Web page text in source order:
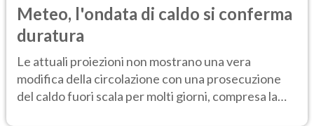
Meteo, l'ondata di caldo si conferma
duratura
Le attuali proiezioni non mostrano una vera
modifica della circolazione con una prosecuzione
del caldo fuori scala per molti giorni, compresa la